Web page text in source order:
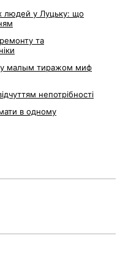
людей у Луцьку: що
та
малым тиражом миф
непотрібності
в одному